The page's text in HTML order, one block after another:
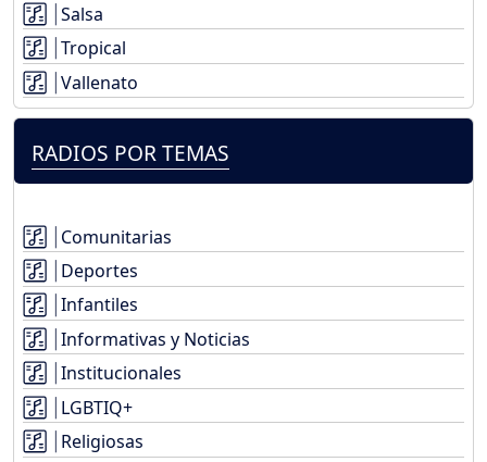
Salsa
Tropical
Vallenato
RADIOS POR TEMAS
Comunitarias
Deportes
Infantiles
Informativas y Noticias
Institucionales
LGBTIQ+
Religiosas